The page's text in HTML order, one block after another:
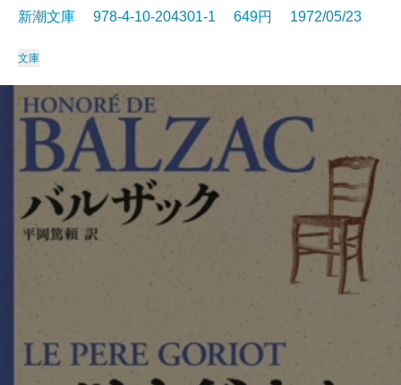
新潮文庫 978-4-10-204301-1 649円 1972/05/23
文庫